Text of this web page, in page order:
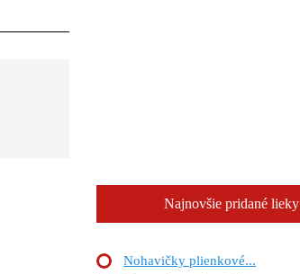
Najnovšie pridané lieky
Nohavičky plienkové...